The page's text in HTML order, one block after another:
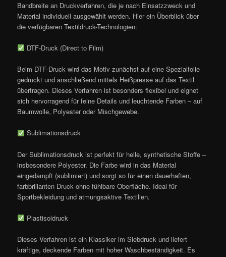
Bandbreite an Druckverfahren, die je nach Einsatzzweck und
Material individuell ausgewählt werden. Hier ein Überblick über
die verfügbaren Textildruck-Technologien:
DTF-Druck (Direct to Film)
Beim DTF-Druck wird das Motiv zunächst auf eine Spezialfolie
gedruckt und anschließend mittels Heißpresse auf das Textil
übertragen. Dieses Verfahren ist besonders flexibel und eignet
sich hervorragend für feine Details und leuchtende Farben – auf
Baumwolle, Polyester oder Mischgewebe.
Sublimationsdruck
Der Sublimationsdruck ist perfekt für helle, synthetische Stoffe –
insbesondere Polyester. Die Farbe wird in das Material
eingedampft (sublimiert) und sorgt so für einen dauerhaften,
farbbrillanten Druck ohne fühlbare Oberfläche. Ideal für
Sportbekleidung und atmungsaktive Textilien.
Plastisoldruck
Dieses Verfahren ist ein Klassiker im Siebdruck und liefert
kräftige, deckende Farben mit hoher Waschbeständigkeit. Es